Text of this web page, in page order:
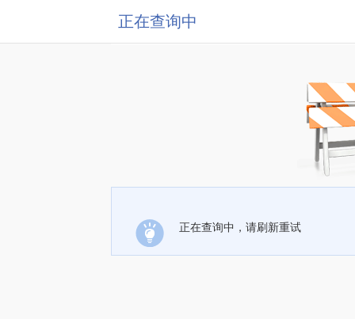
正在查询中
正在查询中，请刷新重试